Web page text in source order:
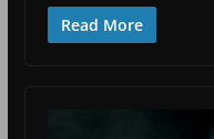
Read More